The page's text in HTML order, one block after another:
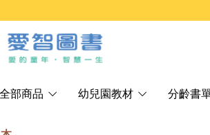
全部商品 幼兒園教材 分齡書